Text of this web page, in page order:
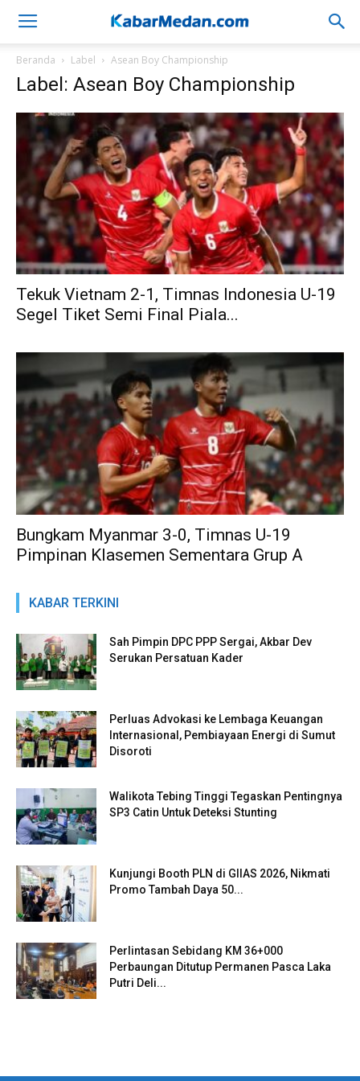
Beranda Label Asean Boy Championship
Label: Asean Boy Championship
Tekuk Vietnam 2-1, Timnas Indonesia U-19
Segel Tiket Semi Final Piala...
Bungkam Myanmar 3-0, Timnas U-19
Pimpinan Klasemen Sementara Grup A
KABAR TERKINI
Sah Pimpin DPC PPP Sergai, Akbar Dev
Serukan Persatuan Kader
Perluas Advokasi ke Lembaga Keuangan
Internasional, Pembiayaan Energi di Sumut
Disoroti
Walikota Tebing Tinggi Tegaskan Pentingnya
SP3 Catin Untuk Deteksi Stunting
Kunjungi Booth PLN di GIIAS 2026, Nikmati
Promo Tambah Daya 50...
Perlintasan Sebidang KM 36+000
Perbaungan Ditutup Permanen Pasca Laka
Putri Deli...